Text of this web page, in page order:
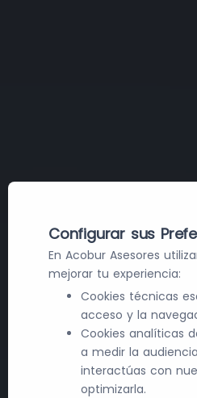
Configurar sus
En Acobur Asesores
mejorar tu experiencia:
Cookies técnicas
acceso y la
Cookies analíticas
a medir la
interactúas con
optimizarla.